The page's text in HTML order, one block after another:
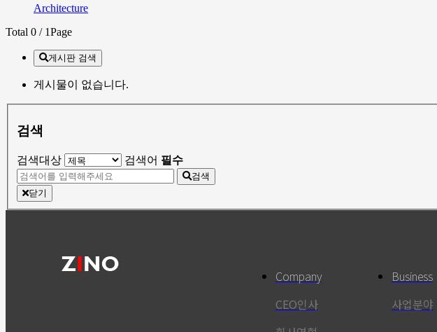
Architecture
Total 0 / 1Page
게시판 검색
게시물이 없습니다.
검색
검색대상 검색어 필수
검색
닫기
Company
CEO인사
Business
사업분야